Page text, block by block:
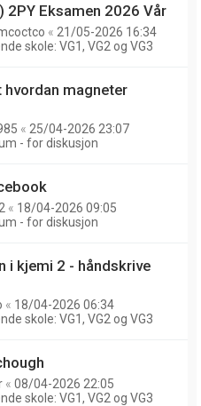
2PY Eksamen 2026 Vår
« 21/05-2026 16:34
skole: VG1, VG2 og VG3
hvordan magneter
« 25/04-2026 23:07
- for diskusjon
« 18/04-2026 09:05
- for diskusjon
i kjemi 2 - håndskrive
« 18/04-2026 06:34
skole: VG1, VG2 og VG3
« 08/04-2026 22:05
skole: VG1, VG2 og VG3